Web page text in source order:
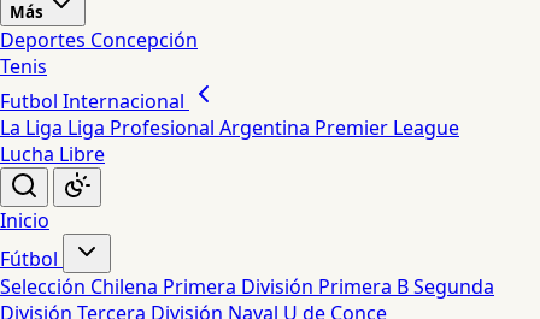
Más
Deportes Concepción
Tenis
Futbol Internacional
La Liga Liga Profesional Argentina Premier League
Lucha Libre
Inicio
Fútbol
Selección Chilena Primera División Primera BSegunda
División Tercera División Naval U de Conce